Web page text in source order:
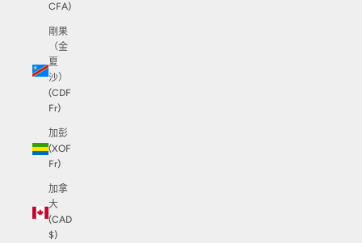
CFA)
剛果
（金
夏
沙）
(CDF
Fr)
加彭
(XOF
Fr)
加拿
大
(CAD
$)